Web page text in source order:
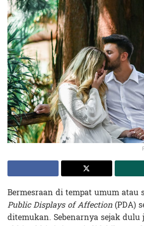
Bermesraan di tempat umum atau
Public Displays of Affection(PDA)
ditemukan. Sebenarnya sejak dulu